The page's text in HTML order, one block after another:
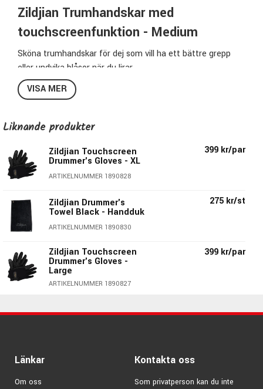
Zildjian Trumhandskar med
touchscreenfunktion - Medium
Sköna trumhandskar för dej som vill ha ett bättre grepp
eller undvika blåsor när du lirar.
På denna modell har pekfinger & tumme
touchscreenfunktion så du inte behöver ta av dej
Otroligt smart & användbart!
handflatan.
Specifikationer ZXGL0012:
Storlek:Medium
Material:Mesh & Lammskinn
Färg: Svart
Justerbara med kardborre
Per per par
gediget & ovärderligt sortiment för trumslagare. Bags till
polermedel, trumhandskar & övningsplattor för att nämna
VISA MER
Liknande produkter
Zildjian Touchscreen
Drummer's Gloves - XL
ARTIKELNUMMER 1890828
399 kr/par
Zildjian Drummer's
Towel Black - Handduk
ARTIKELNUMMER 1890830
275 kr/st
Zildjian Touchscreen
Drummer's Gloves -
Large
ARTIKELNUMMER 1890827
399 kr/par
Länkar
Om oss
Kontakta oss
Som privatperson kan du inte